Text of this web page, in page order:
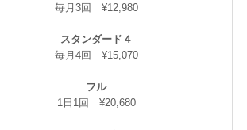
毎月3回 ¥12,980
スタンダード４
毎月4回 ¥15,070
フル
1日1回 ¥20,680